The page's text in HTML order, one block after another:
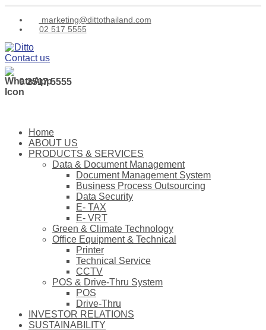
marketing@dittothailand.com
02 517 5555
Contact us
0 2517 5555
Home
ABOUT US
PRODUCTS & SERVICES
Data & Document Management
Document Management System
Business Process Outsourcing
Data Security
E- TAX
E- VRT
Green & Climate Technology
Office Equipment & Technical
Printer
Technical Service
CCTV
POS & Drive-Thru System
POS
Drive-Thru
INVESTOR RELATIONS
SUSTAINABILITY